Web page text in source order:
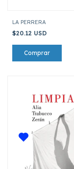
LA PERRERA
$20.12 USD